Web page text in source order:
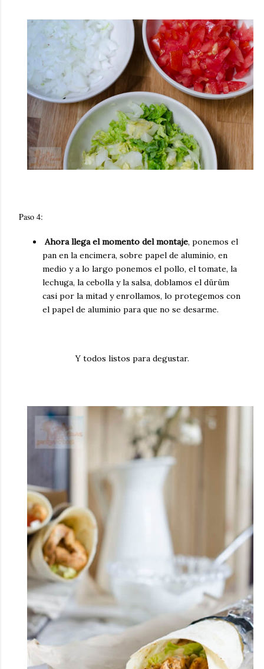
Paso 4:
Ahora llega el momento del montaje, ponemos el
pan en la encimera, sobre papel de aluminio, en
medio y a lo largo ponemos el pollo, el tomate, la
lechuga, la cebolla y la salsa, doblamos el dürüm
casi por la mitad y enrollamos, lo protegemos con
el papel de aluminio para que no se desarme.
Y todos listos para degustar.